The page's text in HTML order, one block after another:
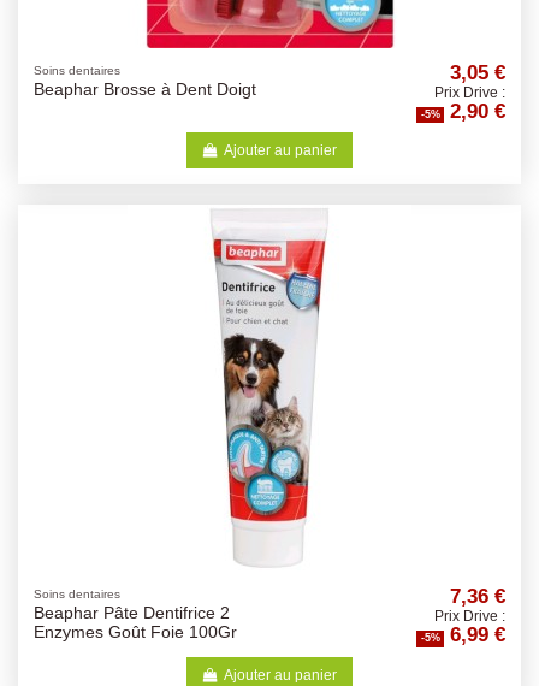
Soins dentaires
Beaphar Brosse à Dent Doigt
3,05 €
Prix Drive :
-5% 2,90 €
Ajouter au panier
Soins dentaires
Beaphar Pâte Dentifrice 2
Enzymes Goût Foie 100Gr
7,36 €
Prix Drive :
-5% 6,99 €
Ajouter au panier